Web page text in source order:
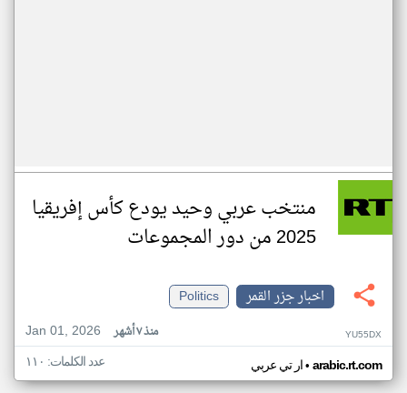
منتخب عربي وحيد يودع كأس إفريقيا
2025 من دور المجموعات
اخبار جزر القمر
Politics
Jan 01, 2026
منذ ٧ أشهر YU55DX
ار تي عربي• arabic.rt.com عدد الكلمات: ١١٠